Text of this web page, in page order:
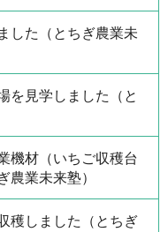
した（とちぎ農業未
を見学しました（と
機材（いちご収穫台
農業未来塾）
穫しました（とちぎ